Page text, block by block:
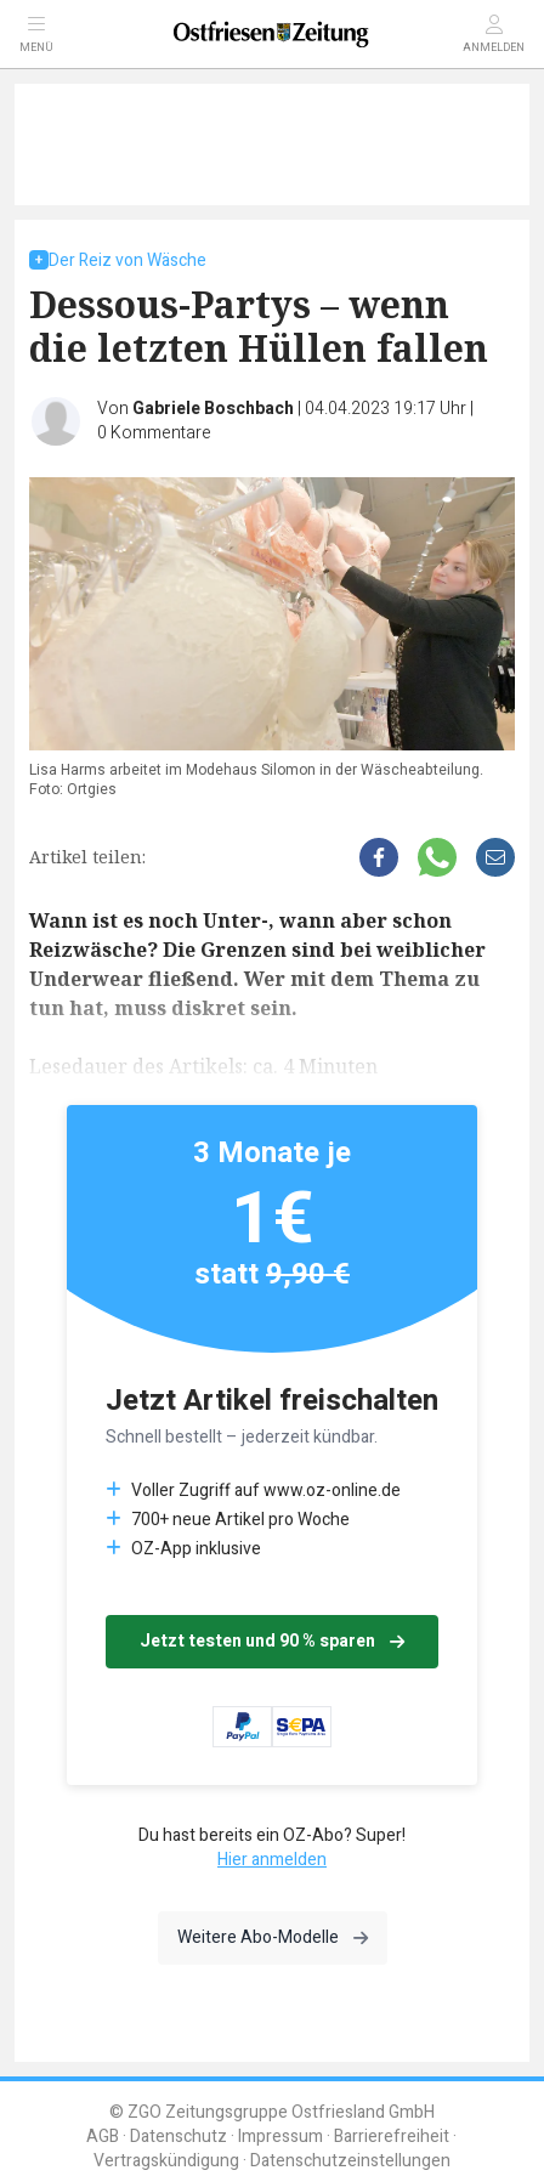
MENÜ ANMELDEN
Der Reiz von Wäsche
Dessous-Partys – wenn
die letzten Hüllen fallen
Von Gabriele Boschbach | 04.04.2023 19:17 Uhr|
0 Kommentare
Lisa Harms arbeitet im Modehaus Silomon in der Wäscheabteilung.
Foto: Ortgies
Artikel teilen:
Wann ist es noch Unter-, wann aber schon
Reizwäsche? Die Grenzen sind bei weiblicher
Underwear fließend. Wer mit dem Thema zu
tun hat, muss diskret sein.
Lesedauer des Artikels: ca. 4 Minuten
Jetzt Artikel freischalten
Schnell bestellt – jederzeit kündbar.
Voller Zugriff auf www.oz-online.de
700+ neue Artikel pro Woche
OZ-App inklusive
Jetzt testen und 90 % sparen
3 Monate je
1€
statt9,90 €
Du hast bereits ein OZ-Abo? Super!
Hier anmelden
Weitere Abo-Modelle
© ZGO Zeitungsgruppe Ostfriesland GmbH
AGB Datenschutz Impressum Barrierefreiheit
Vertragskündigung Datenschutzeinstellungen